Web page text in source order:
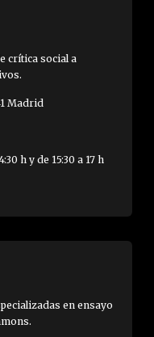
crítica social a
Madrid
h y de 15:30 a 17 h
en ensayo